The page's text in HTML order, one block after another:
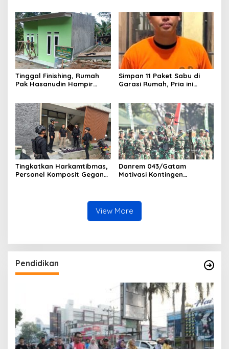
Polri Presisi
Tinggal Finishing, Rumah
Pak Hasanudin Hampir
Membangun Desa)
Simpan 11 Paket Sabu di
Garasi Rumah, Pria ini
Tingkatkan Harkamtibmas,
Personel Komposit Gegana
Danrem 043/Gatam
Motivasi Kontingen
XXI/Radin Inten
View More
Pendidikan